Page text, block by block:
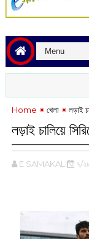
Home খেলা লড়াই
লড়াই চালিয়ে
E SAMAKALIN ৭/